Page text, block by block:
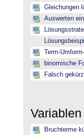
Gleichungen
Auswerten
Term-
binomische
Falsch
Bruchterme